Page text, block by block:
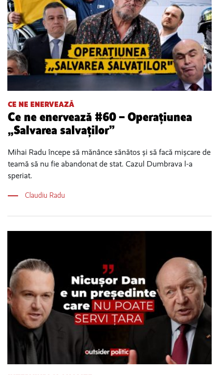
CE NE ENERVEAZĂ
Ce ne enervează #60 – Operațiunea
„Salvarea salvaților”
Mihai Radu începe să mănânce sănătos și să facă mișcare de
teamă să nu fie abandonat de stat. Cazul Dumbrava l-a
speriat.
Claudiu Radu